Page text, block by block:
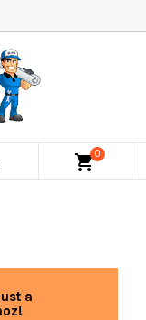
shopping_cart0
a